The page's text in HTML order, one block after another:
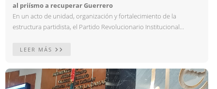
al priísmo a recuperar Guerrero
En un acto de unidad, organización y fortalecimiento de la
estructura partidista, el Partido Revolucionario Institucional...
LEER MÁS